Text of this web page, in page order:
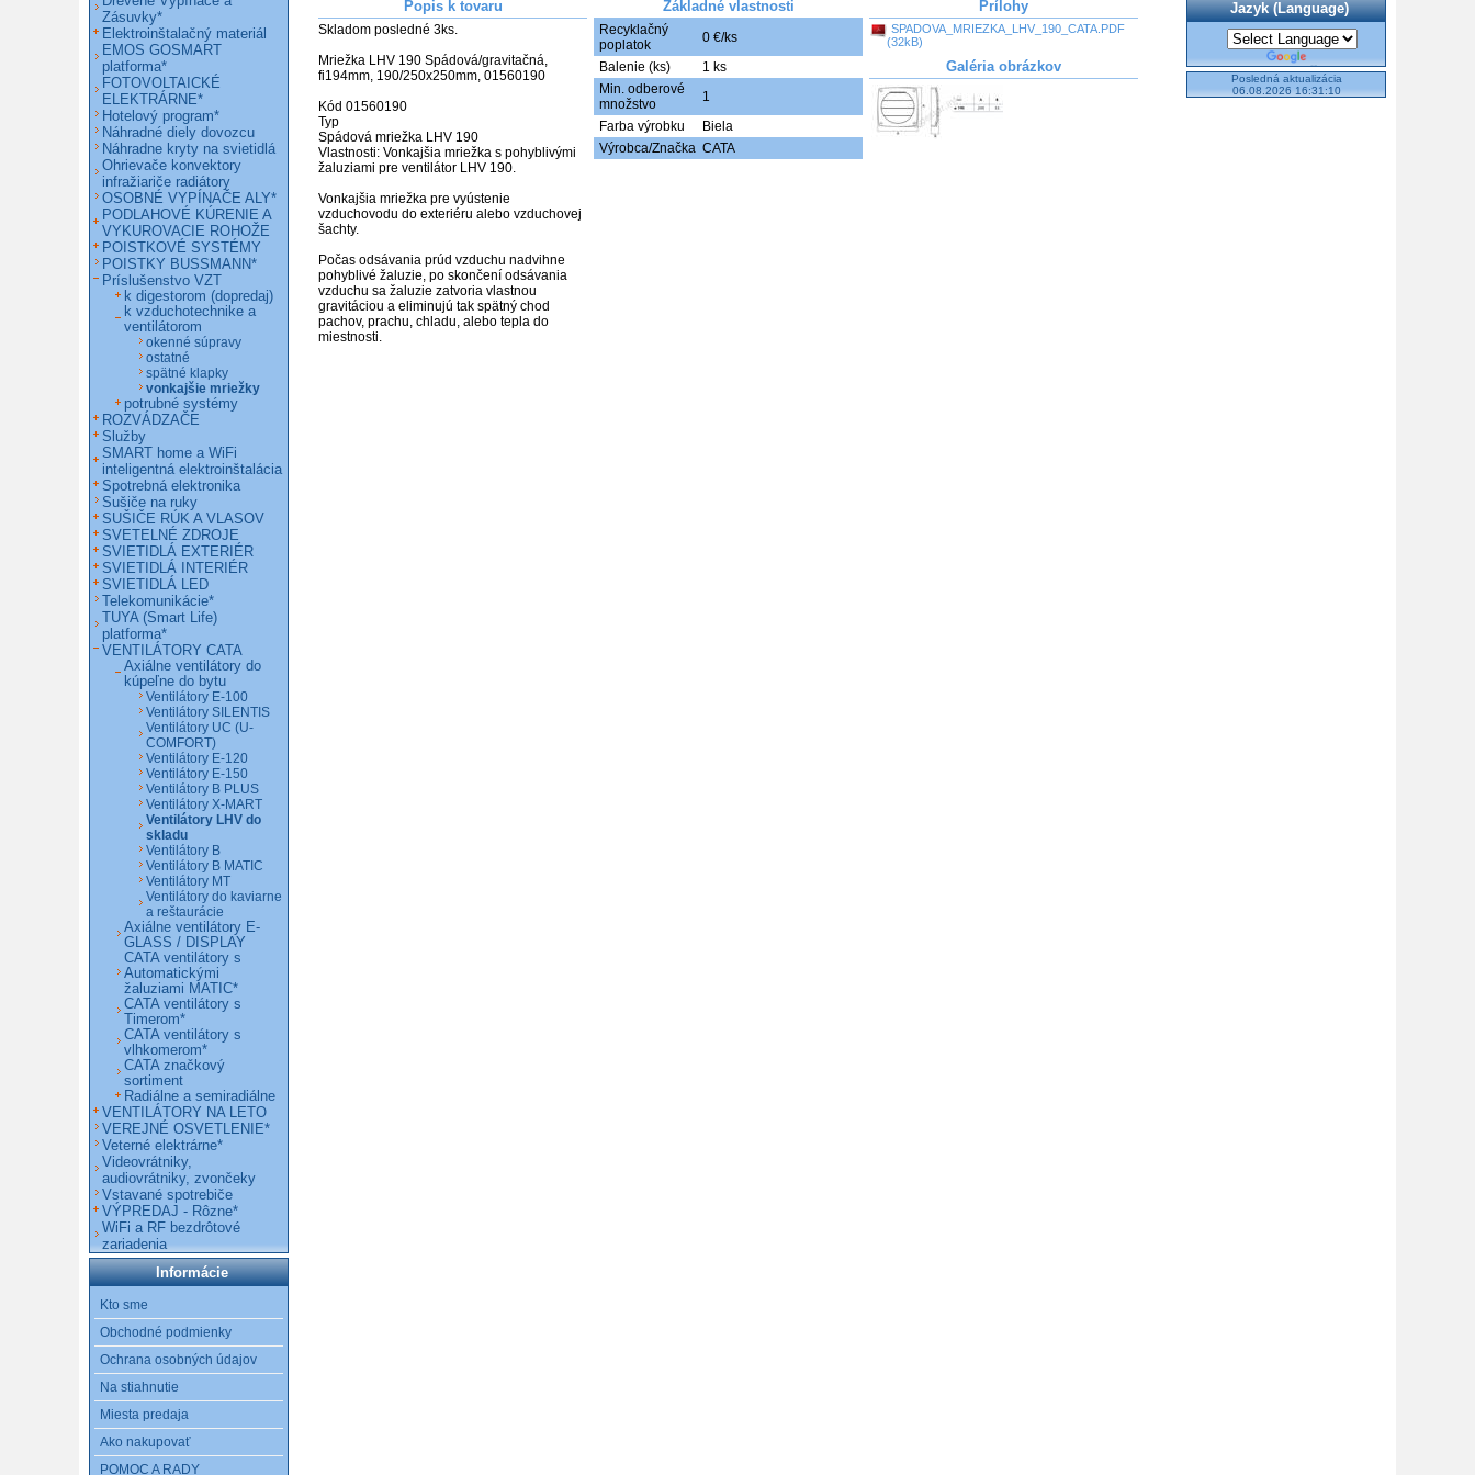
Popis k tovaru
Skladom posledné 3ks.
Mriežka LHV 190 Spádová/gravitačná,
fi194mm, 190/250x250mm, 01560190
Kód 01560190
Typ
Spádová mriežka LHV 190
Vlastnosti: Vonkajšia mriežka s pohyblivými
žaluziami pre ventilátor LHV 190.
Vonkajšia mriežka pre vyústenie
vzduchovodu do exteriéru alebo vzduchovej
šachty.
Počas odsávania prúd vzduchu nadvihne
pohyblivé žaluzie, po skončení odsávania
vzduchu sa žaluzie zatvoria vlastnou
gravitáciou a eliminujú tak spätný chod
pachov, prachu, chladu, alebo tepla do
miestnosti.
Základné vlastnosti
Recyklačný
poplatok
0 €/ks
Balenie (ks)
1 ks
Min. odberové
množstvo
1
Farba výrobku
Biela
Výrobca/Značka CATA
Prílohy
SPADOVA_MRIEZKA_LHV_190_CATA.PDF
(32kB)
Galéria obrázkov
Zásuvky*
Elektroinštalačný materiál
EMOS GOSMART
platforma*
FOTOVOLTAICKÉ
ELEKTRÁRNE*
Hotelový program*
Náhradné diely dovozcu
Náhradne kryty na svietidlá
Ohrievače konvektory
infražiariče radiátory
OSOBNÉ VYPÍNAČE ALY*
PODLAHOVÉ KÚRENIE A
VYKUROVACIE ROHOŽE
POISTKOVÉ SYSTÉMY
POISTKY BUSSMANN*
Príslušenstvo VZT
k digestorom (dopredaj)
k vzduchotechnike a
ventilátorom
okenné súpravy
ostatné
spätné klapky
vonkajšie mriežky
potrubné systémy
ROZVÁDZAČE
Služby
SMART home a WiFi
inteligentná elektroinštalácia
Spotrebná elektronika
Sušiče na ruky
SUŠIČE RÚK A VLASOV
SVETELNÉ ZDROJE
SVIETIDLÁ EXTERIÉR
SVIETIDLÁ INTERIÉR
SVIETIDLÁ LED
Telekomunikácie*
TUYA (Smart Life)
platforma*
VENTILÁTORY CATA
Axiálne ventilátory do
kúpeľne do bytu
Ventilátory E-100
Ventilátory SILENTIS
Ventilátory UC (U-
COMFORT)
Ventilátory E-120
Ventilátory E-150
Ventilátory B PLUS
Ventilátory X-MART
Ventilátory LHV do
skladu
Ventilátory B
Ventilátory B MATIC
Ventilátory MT
Ventilátory do kaviarne
a reštaurácie
Axiálne ventilátory E-
GLASS / DISPLAY
CATA ventilátory s
Automatickými
žaluziami MATIC*
CATA ventilátory s
Timerom*
CATA ventilátory s
vlhkomerom*
CATA značkový
sortiment
Radiálne a semiradiálne
VENTILÁTORY NA LETO
VEREJNÉ OSVETLENIE*
Veterné elektrárne*
Videovrátniky,
audiovrátniky, zvončeky
Vstavané spotrebiče
VÝPREDAJ - Rôzne*
WiFi a RF bezdrôtové
zariadenia
Informácie
Kto sme
Obchodné podmienky
Ochrana osobných údajov
Na stiahnutie
Miesta predaja
Ako nakupovať
POMOC A RADY
Jazyk (Language)
Posledná aktualizácia
06.08.2026 16:31:10